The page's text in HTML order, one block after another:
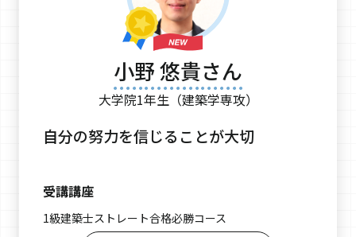
小野 悠貴さん
大学院1年生（建築学専攻）
自分の努力を信じることが大切
受講講座
1級建築士ストレート合格必勝コース